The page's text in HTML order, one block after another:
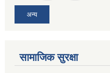
अन्य
सामाजिक सुरक्षा